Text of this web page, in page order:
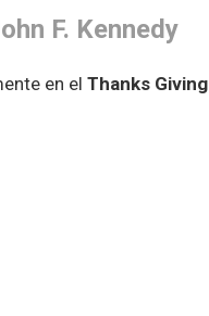
F. Kennedy
en el Thanks Giving